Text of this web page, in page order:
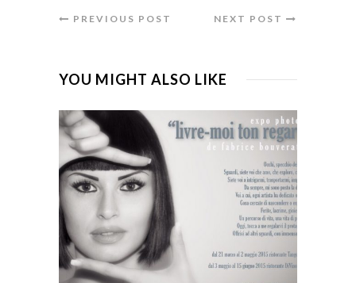
PREVIOUS POST NEXT POST
YOU MIGHT ALSO LIKE